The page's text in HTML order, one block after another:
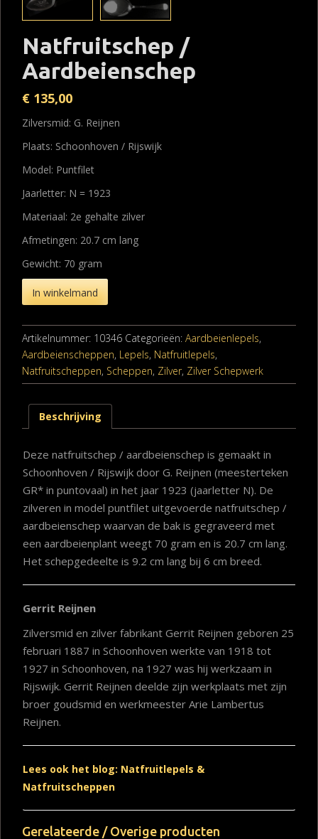
Natfruitschep /
Aardbeienschep
€ 135,00
Zilversmid: G. Reijnen
Plaats: Schoonhoven / Rijswijk
Model: Puntfilet
Jaarletter: N = 1923
Materiaal: 2e gehalte zilver
Afmetingen: 20.7 cm lang
Gewicht: 70 gram
In winkelmand
Artikelnummer: 10346 Categorieën: Aardbeienlepels,
Aardbeienscheppen, Lepels, Natfruitlepels,
Natfruitscheppen, Scheppen, Zilver, Zilver Schepwerk
Beschrijving
Deze natfruitschep / aardbeienschep is gemaakt in
Schoonhoven / Rijswijk door G. Reijnen (meesterteken
GR* in puntovaal) in het jaar 1923 (jaarletter N). De
zilveren in model puntfilet uitgevoerde natfruitschep /
aardbeienschep waarvan de bak is gegraveerd met
een aardbeienplant weegt 70 gram en is 20.7 cm lang.
Het schepgedeelte is 9.2 cm lang bij 6 cm breed.
Gerrit Reijnen
Zilversmid en zilver fabrikant Gerrit Reijnen geboren 25
februari 1887 in Schoonhoven werkte van 1918 tot
1927 in Schoonhoven, na 1927 was hij werkzaam in
Rijswijk. Gerrit Reijnen deelde zijn werkplaats met zijn
broer goudsmid en werkmeester Arie Lambertus
Reijnen.
Lees ook het blog: Natfruitlepels &
Natfruitscheppen
Gerelateerde / Overige producten